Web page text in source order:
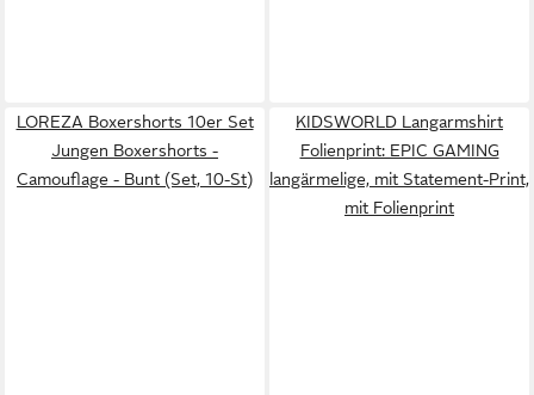
LOREZA Boxershorts 10er Set
Jungen Boxershorts -
Camouflage - Bunt (Set, 10-St)
KIDSWORLD Langarmshirt
Folienprint: EPIC GAMING
langärmelige, mit Statement-Print,
mit Folienprint